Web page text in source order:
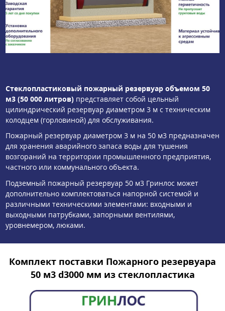
Стеклопластиковый пожарный резервуар объемом 50
м3 (50 000 литров) представляет собой цельный
цилиндрический резервуар диаметром 3 м с техническим
колодцем (горловиной) для обслуживания.
Пожарный резервуар диаметром 3 м на 50 м3 предназначен
для хранения аварийного запаса воды для тушения
возгораний на территории промышленного предприятия,
частного или коммунального объекта.
Подземный пожарный резервуар 50 м3 Гринлос может
дополнительно комплектоваться напорной системой и
различными техническими элементами: входными и
выходными патрубками, запорными вентилями,
уровнемером, люками.
Комплект поставки Пожарного резервуара
50 м3 d3000 мм из стеклопластика